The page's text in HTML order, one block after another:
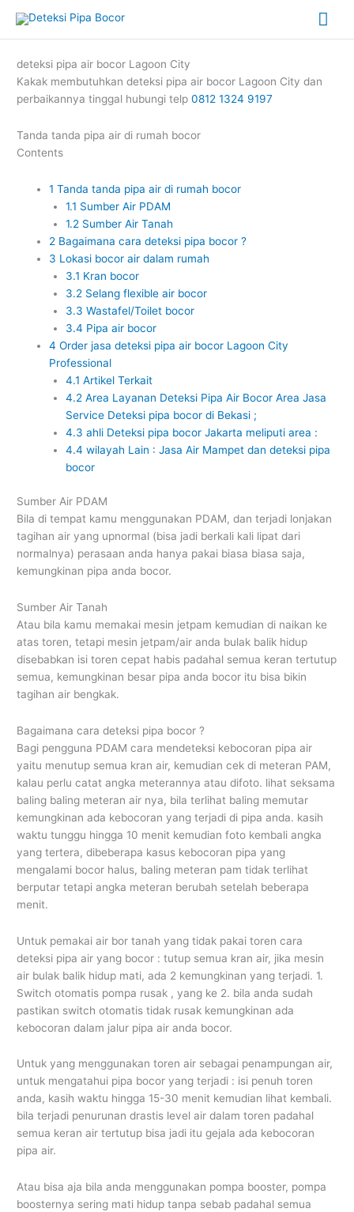
content
deteksi pipa air bocor Lagoon City
Kakak membutuhkan deteksi pipa air bocor Lagoon City dan
perbaikannya tinggal hubungi telp0812 1324 9197
Tanda tanda pipa air di rumah bocor
Contents
1 Tanda tanda pipa air di rumah bocor
1.1 Sumber Air PDAM
1.2Sumber Air Tanah
2 Bagaimana cara deteksi pipa bocor ?
3 Lokasi bocor air dalam rumah
3.1 Kran bocor
3.2Selang flexible air bocor
3.3 Wastafel/Toilet bocor
3.4 Pipa air bocor
4 Order jasa deteksi pipa air bocor Lagoon City
Professional
4.1 Artikel Terkait
4.2Area Layanan Deteksi Pipa Air Bocor Area Jasa
Service Deteksi pipa bocor di Bekasi ;
4.3 ahli Deteksi pipa bocor Jakarta meliputi area :
4.4 wilayah Lain : Jasa Air Mampet dan deteksi pipa
bocor
Sumber Air PDAM
Bila di tempat kamu menggunakan PDAM, dan terjadi lonjakan
tagihan air yang upnormal (bisa jadi berkali kali lipat dari
normalnya) perasaan anda hanya pakai biasa biasa saja,
kemungkinan pipa anda bocor.
Sumber Air Tanah
Atau bila kamu memakai mesin jetpam kemudian di naikan ke
atas toren, tetapi mesin jetpam/air anda bulak balik hidup
disebabkan isi toren cepat habis padahal semua keran tertutup
semua, kemungkinan besar pipa anda bocor itu bisa bikin
tagihan air bengkak.
Bagaimana cara deteksi pipa bocor ?
Bagi pengguna PDAM cara mendeteksi kebocoran pipa air
yaitu menutup semua kran air, kemudian cek di meteran PAM,
kalau perlu catat angka meterannya atau difoto. lihat seksama
baling baling meteran air nya, bila terlihat baling memutar
kemungkinan ada kebocoran yang terjadi di pipa anda. kasih
waktu tunggu hingga 10 menit kemudian foto kembali angka
yang tertera, dibeberapa kasus kebocoran pipa yang
mengalami bocor halus, baling meteran pam tidak terlihat
berputar tetapi angka meteran berubah setelah beberapa
menit.
Untuk pemakai air bor tanah yang tidak pakai toren cara
deteksi pipa air yang bocor : tutup semua kran air, jika mesin
air bulak balik hidup mati, ada 2 kemungkinan yang terjadi. 1.
Switch otomatis pompa rusak , yang ke 2. bila anda sudah
pastikan switch otomatis tidak rusak kemungkinan ada
kebocoran dalam jalur pipa air anda bocor.
Untuk yang menggunakan toren air sebagai penampungan air,
untuk mengatahui pipa bocor yang terjadi : isi penuh toren
anda, kasih waktu hingga 15-30 menit kemudian lihat kembali.
bila terjadi penurunan drastis level air dalam toren padahal
semua keran air tertutup bisa jadi itu gejala ada kebocoran
pipa air.
Atau bisa aja bila anda menggunakan pompa booster, pompa
boosternya sering mati hidup tanpa sebab padahal semua